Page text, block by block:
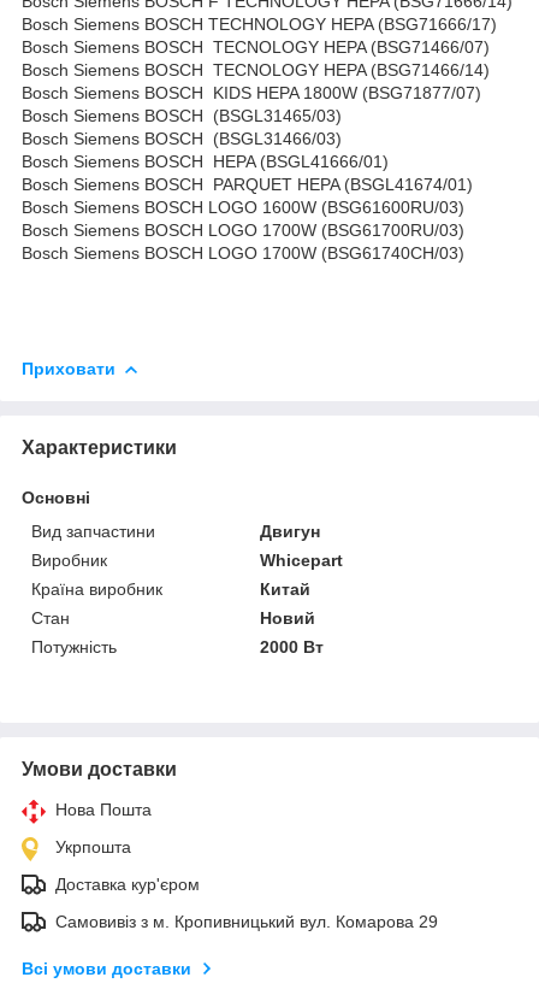
Bosch Siemens BOSCH TECHNOLOGY HEPA (BSG71666/17)
Bosch Siemens BOSCH TECNOLOGY HEPA (BSG71466/07)
Bosch Siemens BOSCH TECNOLOGY HEPA (BSG71466/14)
Bosch Siemens BOSCH KIDS HEPA 1800W (BSG71877/07)
Bosch Siemens BOSCH (BSGL31465/03)
Bosch Siemens BOSCH (BSGL31466/03)
Bosch Siemens BOSCH HEPA (BSGL41666/01)
Bosch Siemens BOSCH PARQUET HEPA (BSGL41674/01)
Bosch Siemens BOSCH LOGO 1600W (BSG61600RU/03)
Bosch Siemens BOSCH LOGO 1700W (BSG61700RU/03)
Bosch Siemens BOSCH LOGO 1700W (BSG61740CH/03)
Приховати
Характеристики
Основні
Вид запчастини
Двигун
Виробник
Whicepart
Країна виробник
Китай
Стан
Новий
Потужність
2000 Вт
Умови доставки
Нова Пошта
Укрпошта
Доставка кур'єром
Самовивіз з м. Кропивницький вул. Комарова 29
Всі умови доставки